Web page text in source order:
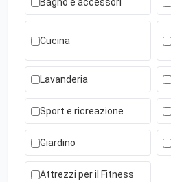
Cucina
Lavanderia
Sport e ricreazione
Giardino
Attrezzi per il Fitness